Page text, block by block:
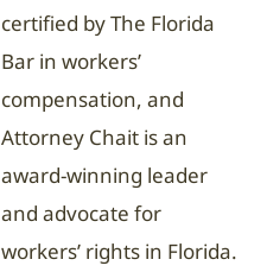
certified by The Florida
Bar in workers’
compensation, and
Attorney Chait is an
award-winning leader
and advocate for
workers’ rights in Florida.